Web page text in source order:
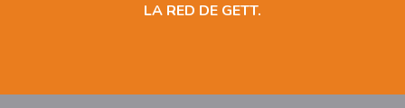
LA RED DE GETT.